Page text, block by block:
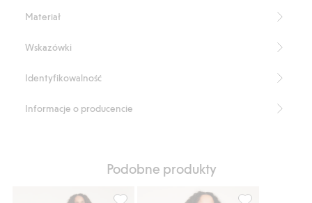
Krój barrel
Gładki przód
Dwie kieszenie tylne
Produkt zawiera 100% bawełny ekologicznej
Numer artykułu
:
Materiał
Wskazówki
Identyfikowalność
Informacje o producencie
Podobne produkty